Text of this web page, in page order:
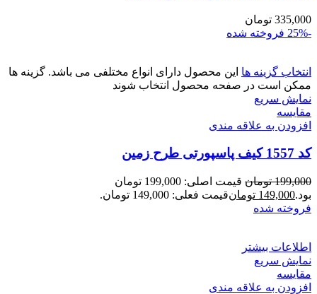
335,000 تومان
-25%
فروخته شده
انتخاب گزینه ها این محصول دارای انواع مختلفی می باشد. گزینه ها
ممکن است در صفحه محصول انتخاب شوند
نمایش سریع
مقايسه
افزودن به علاقه مندی
کد 1557 کیف پاسپورتی طرح زمین
199,000 تومان
قیمت اصلی: 199,000 تومان
بود.149,000 تومانقیمت فعلی: 149,000 تومان.
فروخته شده
اطلاعات بیشتر
نمایش سریع
مقايسه
افزودن به علاقه مندی